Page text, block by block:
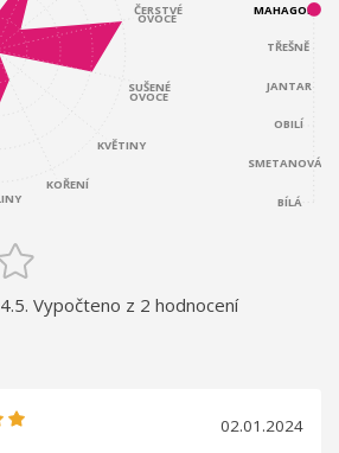
MAHAGON
TŘEŠNĚ
JANTAR
OBILÍ
SMETANOVÁ
BÍLÁ
ČERSTVÉ
OVOCE
SUŠENÉ
OVOCE
KVĚTINY
KOŘENÍ
Vypočteno z 2 hodnocení
02.01.2024